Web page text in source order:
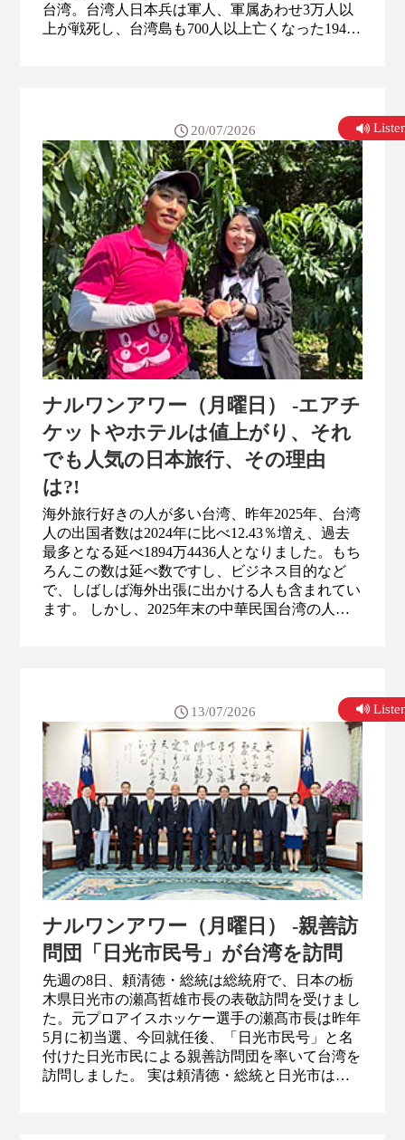
台湾。台湾人日本兵は軍人、軍属あわせ3万人以
上が戦死し、台湾島も700人以上亡くなった1945
間に位置するバシー海峡です。中でも陸軍の揚陸
艦「玉津丸」は...
ナルワンアワー（月曜日） -エアチ
ケットやホテルは値上がり、それ
でも人気の日本旅行、その理由
は?!
海外旅行好きの人が多い台湾、昨年2025年、台湾
人の出国者数は2024年に比べ12.43％増え、過去
最多となる延べ1894万4436人となりました。もち
ろんこの数は延べ数ですし、ビジネス目的など
で、しばしば海外出張に出かける人も含まれてい
ます。 しかし、2025年末の中華民国台湾の人口
2300万人、台湾がおよそ2330万人ですので、人口
では日本の5分の...
20/07/2026
ナルワンアワー（月曜日） -親善訪
問団「日光市民号」が台湾を訪問
先週の8日、頼清徳・総統は総統府で、日本の栃
木県日光市の瀬髙哲雄市長の表敬訪問を受けまし
た。元プロアイスホッケー選手の瀬髙市長は昨年
5月に初当選、今回就任後、「日光市民号」と名
付けた日光市民による親善訪問団を率いて台湾を
訪問しました。 実は頼清徳・総統と日光市は深
13/07/2026